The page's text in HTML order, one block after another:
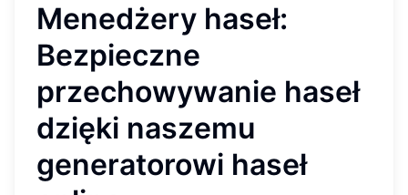
Menedżery haseł:
Bezpieczne
przechowywanie haseł
dzięki naszemu
generatorowi haseł